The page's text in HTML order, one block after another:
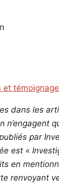
et
dans les
n’engagent
par
est «
en
renvoyant